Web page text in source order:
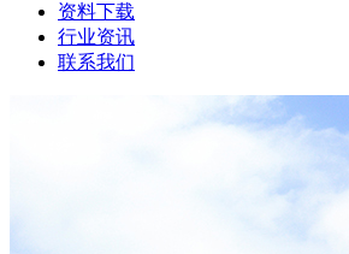
资料下载
行业资讯
联系我们